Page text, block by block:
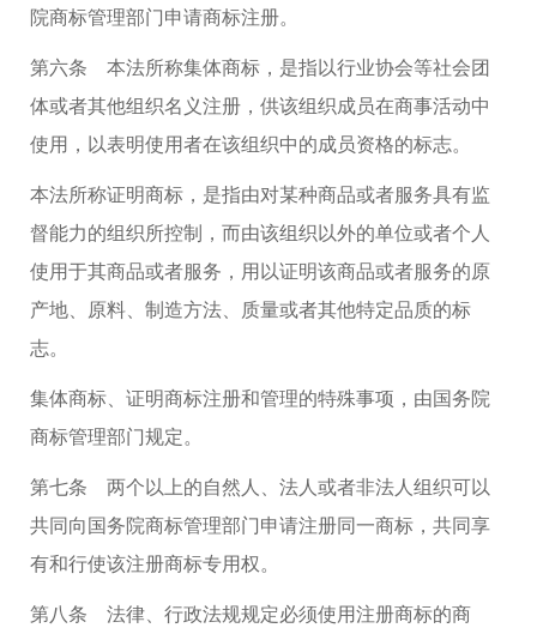
院商标管理部门申请商标注册。
第六条 本法所称集体商标，是指以行业协会等社会团
体或者其他组织名义注册，供该组织成员在商事活动中
使用，以表明使用者在该组织中的成员资格的标志。
本法所称证明商标，是指由对某种商品或者服务具有监
督能力的组织所控制，而由该组织以外的单位或者个人
使用于其商品或者服务，用以证明该商品或者服务的原
产地、原料、制造方法、质量或者其他特定品质的标
志。
集体商标、证明商标注册和管理的特殊事项，由国务院
商标管理部门规定。
第七条 两个以上的自然人、法人或者非法人组织可以
共同向国务院商标管理部门申请注册同一商标，共同享
有和行使该注册商标专用权。
第八条 法律、行政法规规定必须使用注册商标的商